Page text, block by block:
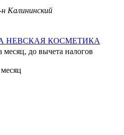
Калининский
А НЕВСКАЯ КОСМЕТИКА
месяц, до вычета налогов